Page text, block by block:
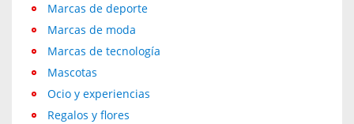
Marcas de deporte
Marcas de moda
Marcas de tecnología
Mascotas
Ocio y experiencias
Regalos y flores